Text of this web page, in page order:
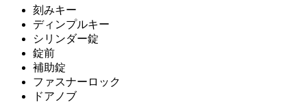
刻みキー
ディンプルキー
シリンダー錠
錠前
補助錠
ファスナーロック
ドアノブ